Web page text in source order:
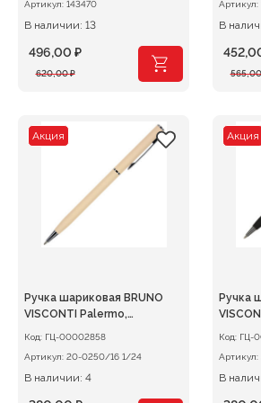
Артикул: 143470
В наличии: 13
620,00₽
Первоначальная
620,00 ₽.
496,00 ₽
Текущая
Артикул:
В
Акция
Ручка шариковая BRUNO
VISCONTI Palermo,
пудровый металлический
Код: ГЦ-00002858
Артикул:
20-0250/16 1/24
В наличии: 4
Акция
Ручка
Код: ГЦ-
Артикул:
В